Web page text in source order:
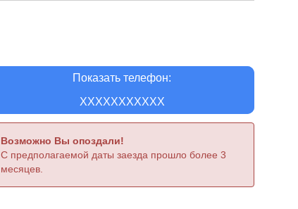
Показать телефон:
XXXXXXXXXXX
Возможно Вы опоздали!
С предполагаемой даты заезда прошло более 3
месяцев.